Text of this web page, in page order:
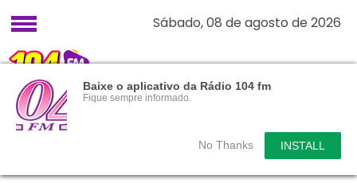
Baixe o aplicativo da Rádio 104 fm
Fique sempre informado.
No Thanks INSTALL
Sábado, 08 de agosto de 2026